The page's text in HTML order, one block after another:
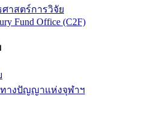
าสตร์การวิจัย
Fund Office (C2F)
างปัญญาแห่งจุฬาฯ